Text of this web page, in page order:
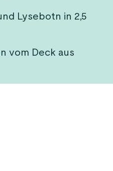
Lysebotn in 2,5
vom Deck aus